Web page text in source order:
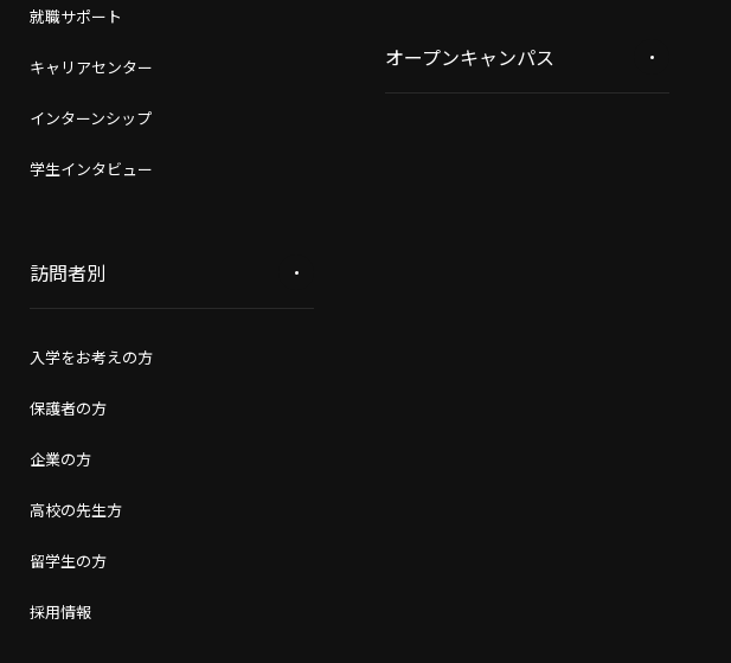
就職サポート
キャリアセンター
インターンシップ
学生インタビュー
訪問者別
入学をお考えの方
保護者の方
企業の方
高校の先生方
留学生の方
採用情報
オープンキャンパス